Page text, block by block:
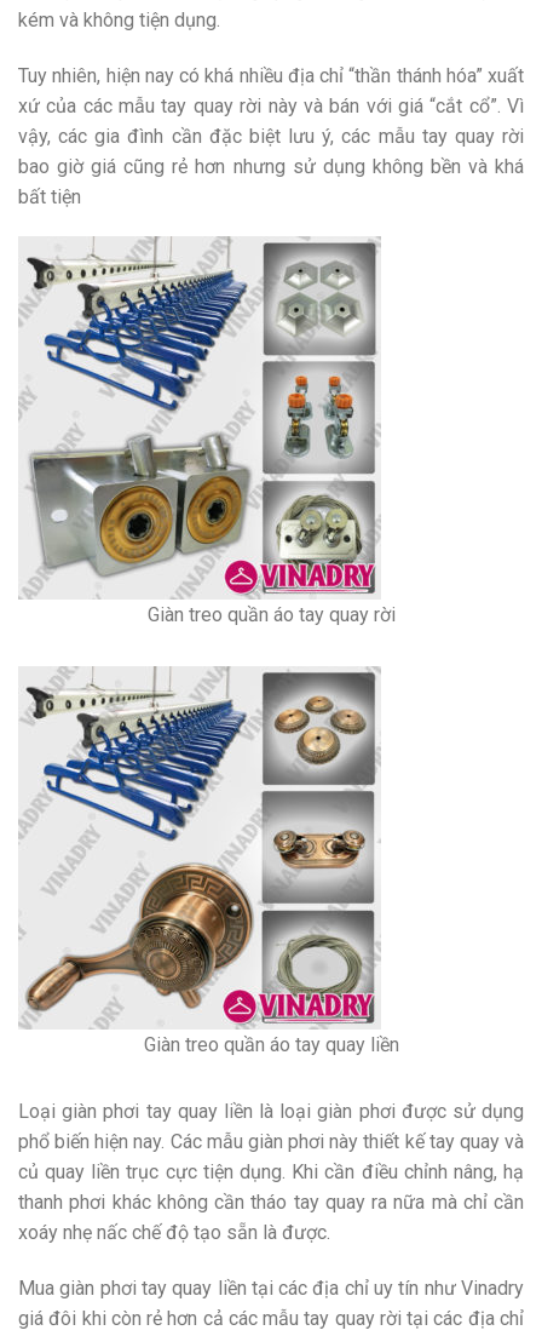
kém và không tiện dụng.
Tuy nhiên, hiện nay có khá nhiều địa chỉ “thần thánh hóa” xuất
xứ của các mẫu tay quay rời này và bán với giá “cắt cổ”. Vì
vậy, các gia đình cần đặc biệt lưu ý, các mẫu tay quay rời
bao giờ giá cũng rẻ hơn nhưng sử dụng không bền và khá
bất tiện
Giàn treo quần áo tay quay rời
Giàn treo quần áo tay quay liền
Loại giàn phơi tay quay liền là loại giàn phơi được sử dụng
phổ biến hiện nay. Các mẫu giàn phơi này thiết kế tay quay và
củ quay liền trục cực tiện dụng. Khi cần điều chỉnh nâng, hạ
thanh phơi khác không cần tháo tay quay ra nữa mà chỉ cần
xoáy nhẹ nấc chế độ tạo sẵn là được.
Mua giàn phơi tay quay liền tại các địa chỉ uy tín như Vinadry
giá đôi khi còn rẻ hơn cả các mẫu tay quay rời tại các địa chỉ